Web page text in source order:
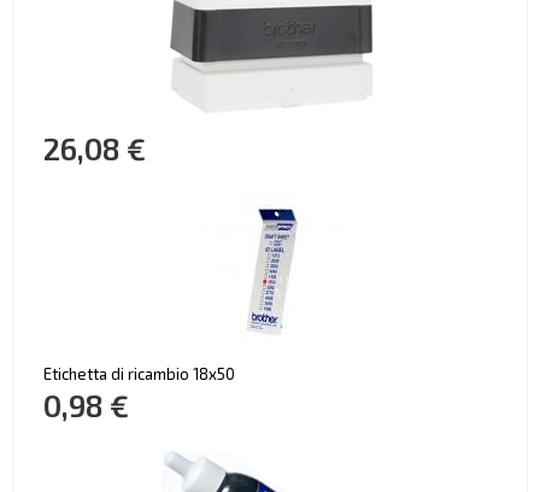
26,08 €
Etichetta di ricambio 18x50
0,98 €